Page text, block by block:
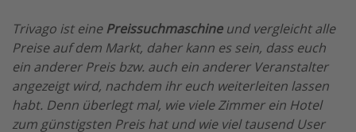
Trivago ist einePreissuchmaschineund vergleicht alle
Preise auf dem Markt, daher kann es sein, dass euch
ein anderer Preis bzw. auch ein anderer Veranstalter
angezeigt wird, nachdem ihr euch weiterleiten lassen
habt. Denn überlegt mal, wie viele Zimmer ein Hotel
zum günstigsten Preis hat und wie viel tausend User